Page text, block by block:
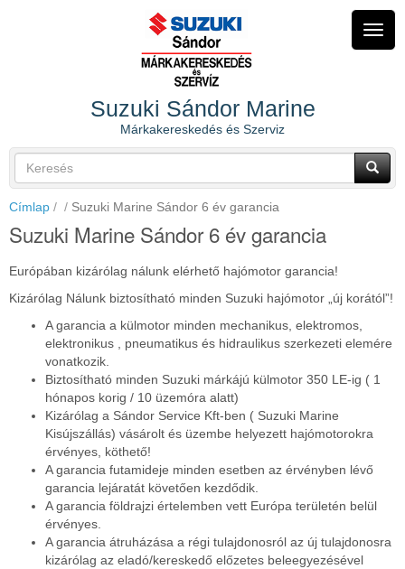
Suzuki Sándor Marine
Márkakereskedés és Szerviz
Keresés
űrlap
Keresés
Címlap
Suzuki Marine Sándor 6 év garancia
Suzuki Marine Sándor 6 év garancia
Európában kizárólag nálunk elérhető hajómotor garancia!
Kizárólag Nálunk biztosítható minden Suzuki hajómotor „új korától”!
A garancia a külmotor minden mechanikus, elektromos,
elektronikus , pneumatikus és hidraulikus szerkezeti elemére
vonatkozik.
Biztosítható minden Suzuki márkájú külmotor 350 LE-ig ( 1
hónapos korig / 10 üzemóra alatt)
Kizárólag a Sándor Service Kft-ben ( Suzuki Marine
Kisújszállás) vásárolt és üzembe helyezett hajómotorokra
érvényes, köthető!
A garancia futamideje minden esetben az érvényben lévő
garancia lejáratát követően kezdődik.
A garancia földrajzi értelemben vett Európa területén belül
érvényes.
A garancia átruházása a régi tulajdonosról az új tulajdonosra
kizárólag az eladó/kereskedő előzetes beleegyezésével